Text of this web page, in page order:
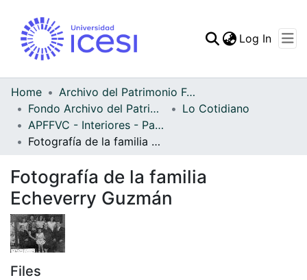
Statistics
Log In
Home
Archivo del Patrimonio Fotográfico y Fílmico del Valle del Cauca
Fondo Archivo del Patrimonio Fotográfico y Fílmico del Valle del Cauca
Lo Cotidiano
APFFVC - Interiores - Patrimonial
Fotografía de la familia Echeverry Guzmán
Fotografía de la familia
Echeverry Guzmán
Files